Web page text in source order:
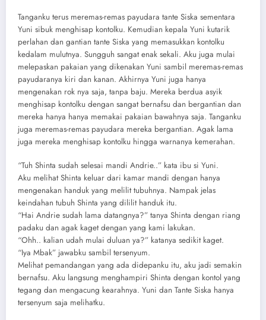
Tanganku terus meremas-remas payudara tante Siska sementara
Yuni sibuk menghisap kontolku. Kemudian kepala Yuni kutarik
perlahan dan gantian tante Siska yang memasukkan kontolku
kedalam mulutnya. Sungguh sangat enak sekali. Aku juga mulai
melepaskan pakaian yang dikenakan Yuni sambil meremas-remas
payudaranya kiri dan kanan. Akhirnya Yuni juga hanya
mengenakan rok nya saja, tanpa baju. Mereka berdua asyik
menghisap kontolku dengan sangat bernafsu dan bergantian dan
mereka hanya hanya memakai pakaian bawahnya saja. Tanganku
juga meremas-remas payudara mereka bergantian. Agak lama
juga mereka menghisap kontolku hingga warnanya kemerahan.
“Tuh Shinta sudah selesai mandi Andrie..” kata ibu si Yuni.
Aku melihat Shinta keluar dari kamar mandi dengan hanya
mengenakan handuk yang melilit tubuhnya. Nampak jelas
keindahan tubuh Shinta yang dililit handuk itu.
“Hai Andrie sudah lama datangnya?” tanya Shinta dengan riang
padaku dan agak kaget dengan yang kami lakukan.
“Ohh.. kalian udah mulai duluan ya?” katanya sedikit kaget.
“Iya Mbak” jawabku sambil tersenyum.
Melihat pemandangan yang ada didepanku itu, aku jadi semakin
bernafsu. Aku langsung menghampiri Shinta dengan kontol yang
tegang dan mengacung kearahnya. Yuni dan Tante Siska hanya
tersenyum saja melihatku.